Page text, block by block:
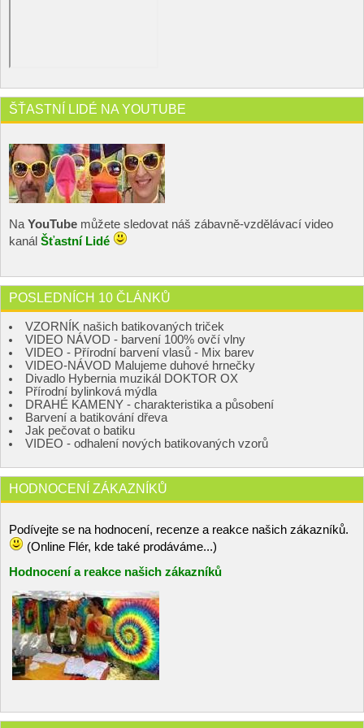
ŠŤASTNÍ LIDÉ NA YOUTUBE
Na YouTube můžete sledovat náš zábavně-vzdělávací video
kanál Šťastní Lidé
POSLEDNÍCH 10 ČLÁNKŮ
VZORNÍK našich batikovaných triček
VIDEO NÁVOD - barvení 100% ovčí vlny
VIDEO - Přírodní barvení vlasů - Mix barev
VIDEO-NÁVOD Malujeme duhové hrnečky
Divadlo Hybernia muzikál DOKTOR OX
Přírodní bylinková mýdla
DRAHÉ KAMENY - charakteristika a působení
Barvení a batikování dřeva
Jak pečovat o batiku
VIDEO - odhalení nových batikovaných vzorů
HODNOCENÍ ZÁKAZNÍKŮ
Podívejte se na hodnocení, recenze a reakce našich zákazníků.
(Online Flér, kde také prodáváme...)
Hodnocení a reakce našich zákazníků